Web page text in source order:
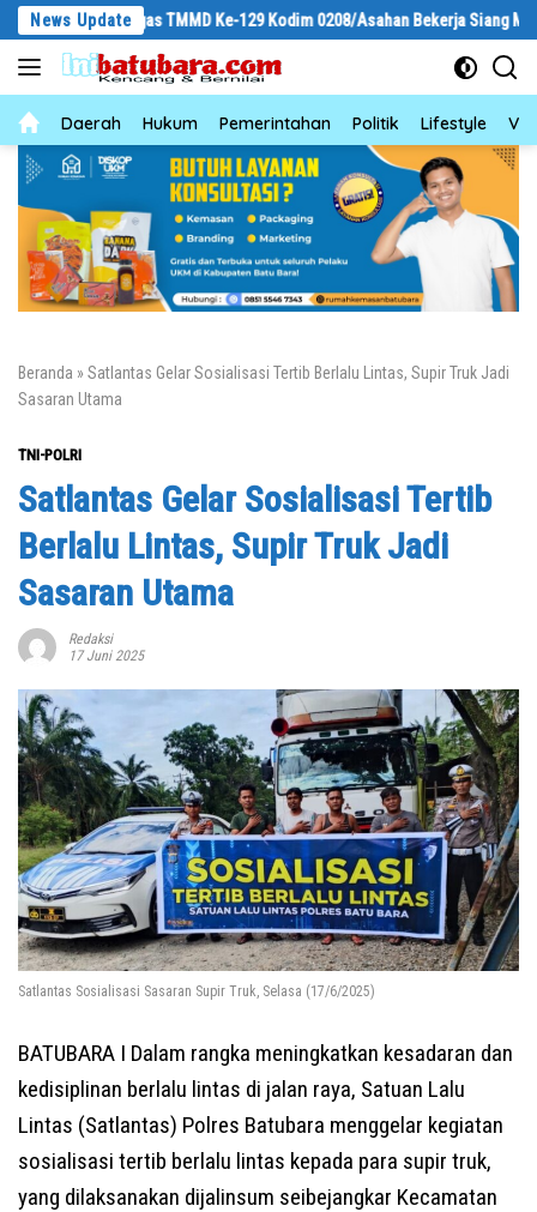
Langsung
konten
News Update
Satgas TMMD Ke-129 Kodim 0208/Asahan Bekerja Siang Malam
NewsDaerah Hukum Pemerintahan Politik Lifestyle
Beranda » Satlantas Gelar Sosialisasi Tertib Berlalu Lintas, Supir Truk Jadi
Sasaran Utama
TNI-POLRI
Satlantas Gelar Sosialisasi Tertib
Berlalu Lintas, Supir Truk Jadi
Sasaran Utama
Redaksi
17 Juni 2025
Satlantas Sosialisasi Sasaran Supir Truk, Selasa (17/6/2025)
BATUBARA I Dalam rangka meningkatkan kesadaran dan
kedisiplinan berlalu lintas di jalan raya, Satuan Lalu
Lintas (Satlantas) Polres Batubara menggelar kegiatan
sosialisasi tertib berlalu lintas kepada para supir truk,
yang dilaksanakan dijalinsum seibejangkar Kecamatan